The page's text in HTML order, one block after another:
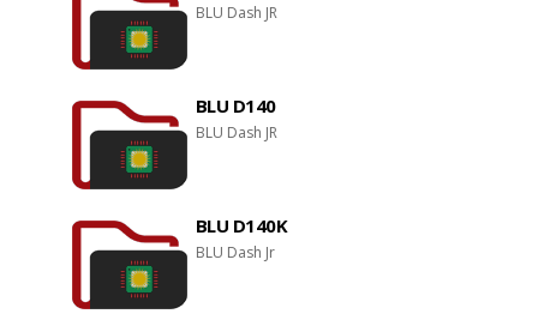
BLU Dash JR
BLU D140
BLU Dash JR
BLU D140K
BLU Dash Jr